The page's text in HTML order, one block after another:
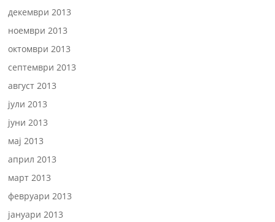
декември 2013
ноември 2013
октомври 2013
септември 2013
август 2013
јули 2013
јуни 2013
мај 2013
април 2013
март 2013
февруари 2013
јануари 2013